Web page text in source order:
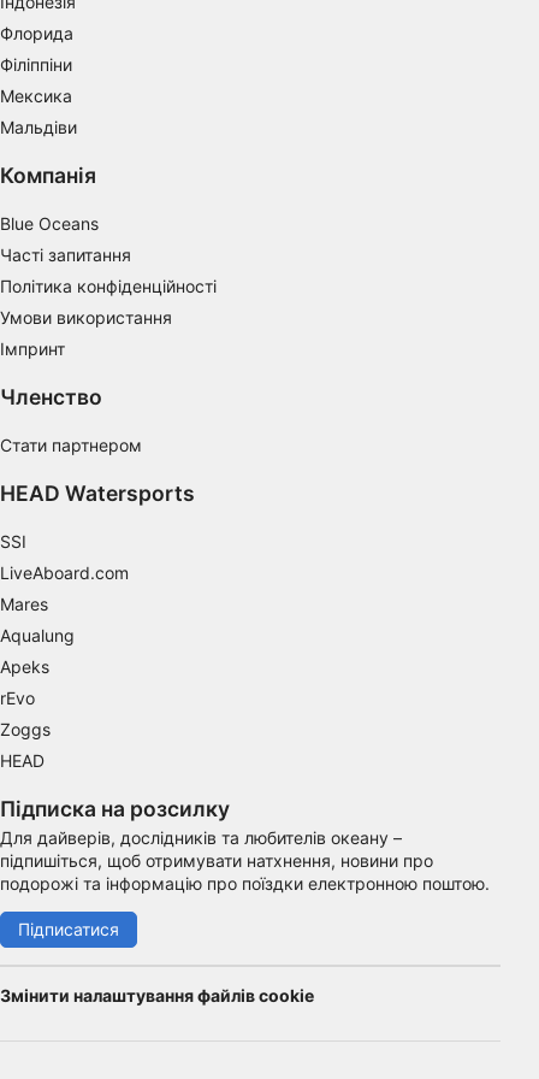
Флорида
Філіппіни
Мексика
Мальдіви
Компанія
Blue Oceans
Часті запитання
Політика конфіденційності
Умови використання
Імпринт
Членство
Стати партнером
HEAD Watersports
SSI
LiveAboard.com
Mares
Aqualung
Apeks
rEvo
Zoggs
HEAD
Підписка на розсилку
Для дайверів, дослідників та любителів океану –
підпишіться, щоб отримувати натхнення, новини про
подорожі та інформацію про поїздки електронною поштою.
Підписатися
Змінити налаштування файлів cookie
Use precise geolocation data
Identify devices based on information
Non-IAB processing purposes:
Functional